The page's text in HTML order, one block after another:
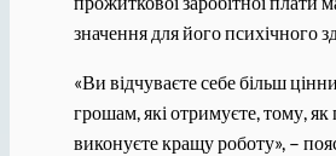
значення для його психічного
«Ви відчуваєте себе більш
грошам, які отримуєте, тому, як
виконуєте кращу роботу», –